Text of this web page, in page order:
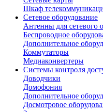
Шкаф
Сетевое оборудование
Антенны для сетевого
Беспроводное
Дополнительное
Коммутаторы
Медиаконвертеры
Системы контроля
Доводчики
Домофония
Дополнительное
Досмотровое